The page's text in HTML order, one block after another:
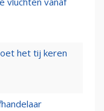
het tij keren